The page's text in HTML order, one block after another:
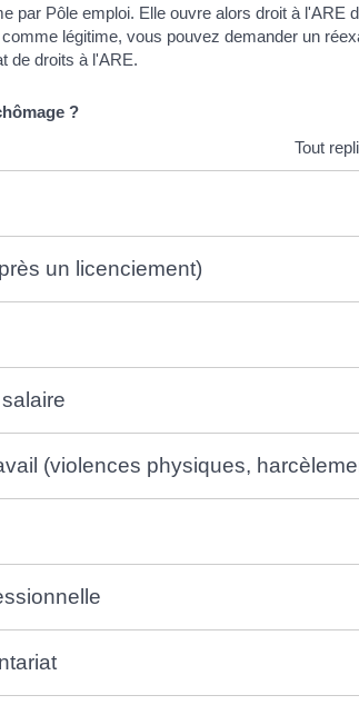
par Pôle emploi. Elle ouvre alors droit à l'ARE
légitime, vous pouvez demander un
de droits à l'ARE.
?
Tout
un licenciement)
(violences physiques,